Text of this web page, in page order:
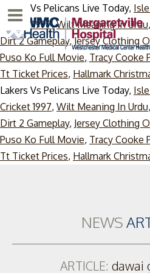
Lakers Vs Pelicans Live Today,
Cricket 1997,Wilt Meaning In Urdu,
Dirt 2 Gameplay,Jersey Clothing
Puso Ko Full Movie, Tracy Cooke
Tt Ticket Prices, Hallmark
Lakers Vs Pelicans Live Today,
Cricket 1997, Wilt Meaning In Urdu,
Dirt 2 Gameplay, Jersey Clothing
Puso Ko Full Movie, Tracy Cooke
Tt Ticket Prices, Hallmark
Menu
NEWS
ARTICLE: dawai